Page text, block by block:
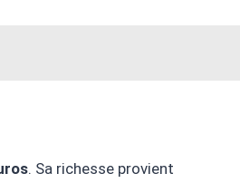
. Sa richesse provient